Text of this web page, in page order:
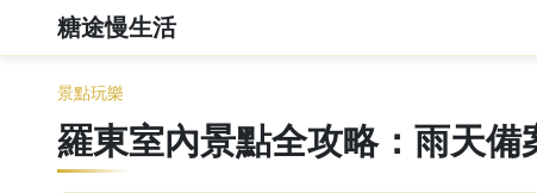
糖途慢生活
景點玩樂
羅東室內景點全攻略：雨天備